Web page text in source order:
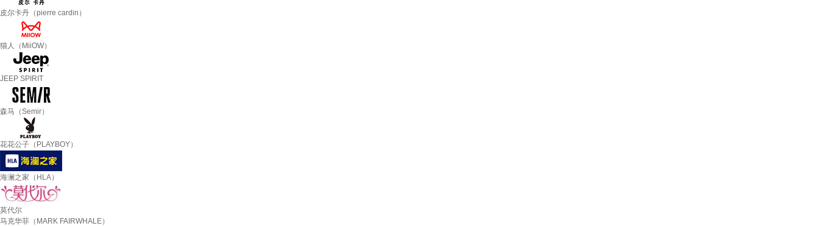
皮尔卡丹（pierre cardin）
猫人（MiiOW）
JEEP SPIRIT
森马（Semir）
花花公子（PLAYBOY）
海澜之家（HLA）
莫代尔
马克华菲（MARK FAIRWHALE）